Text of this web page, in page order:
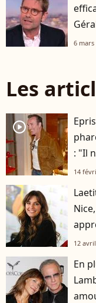
6 mars
Les
player2
: "Il
14
12
En